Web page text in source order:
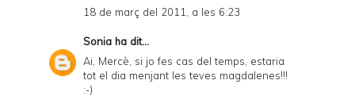
18 de març del 2011, a les 6:23
Sonia ha dit...
Ai, Mercè, si jo fes cas del temps, estaria
tot el dia menjant les teves magdalenes!!!
:-)